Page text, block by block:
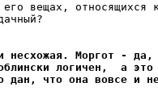
его вещах,
Моргот - да,
логичен,  а
дан, что она вовсе и